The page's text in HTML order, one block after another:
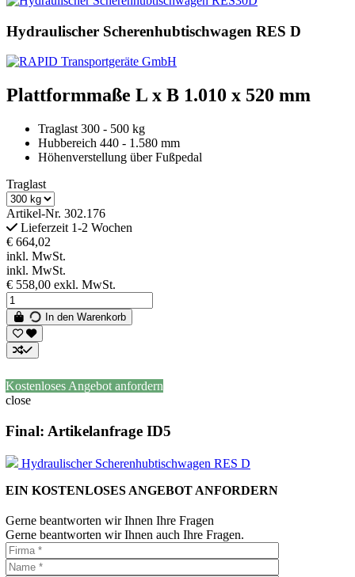
Hydraulischer Scherenhubtischwagen RES D
Plattformmaße L x B 1.010 x 520 mm
Traglast 300 - 500 kg
Hubbereich 440 - 1.580 mm
Höhenverstellung über Fußpedal
Traglast
Artikel-Nr. 302.176
Lieferzeit 1-2 Wochen
€ 664,02
inkl. MwSt.
inkl. MwSt.
€ 558,00 exkl. MwSt.
In den Warenkorb
Kostenloses Angebot anfordern
close
Final: Artikelanfrage ID5
Hydraulischer Scherenhubtischwagen RES D
EIN KOSTENLOSES ANGEBOT ANFORDERN
Gerne beantworten wir Ihnen Ihre Fragen
Gerne beantworten wir Ihnen auch Ihre Fragen.